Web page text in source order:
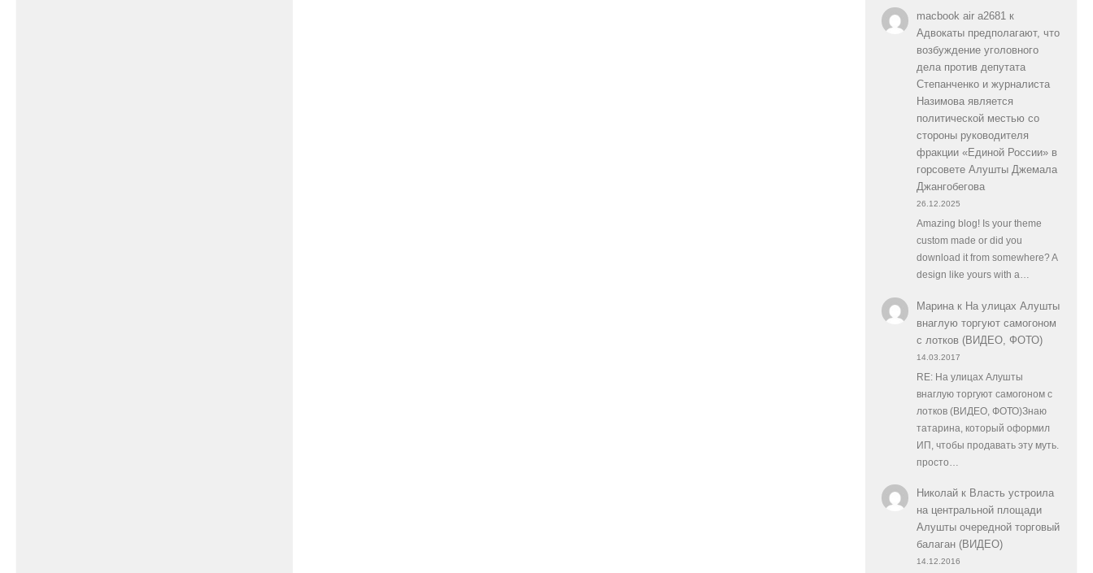
macbook air a2681к
Адвокаты предполагают, что
возбуждение уголовного
дела против депутата
Степанченко и журналиста
Назимова является
политической местью со
стороны руководителя
фракции «Единой России» в
горсовете Алушты Джемала
Джангобегова
26.12.2025
Amazing blog! Is your theme
custom made or did you
download it from somewhere? A
design like yours with a…
Маринак На улицах Алушты
внаглую торгуют самогоном
с лотков (ВИДЕО, ФОТО)
14.03.2017
RE: На улицах Алушты
внаглую торгуют самогоном с
лотков (ВИДЕО, ФОТО)Знаю
татарина, который оформил
ИП, чтобы продавать эту муть.
просто…
Николайк Власть устроила
на центральной площади
Алушты очередной торговый
балаган (ВИДЕО)
14.12.2016